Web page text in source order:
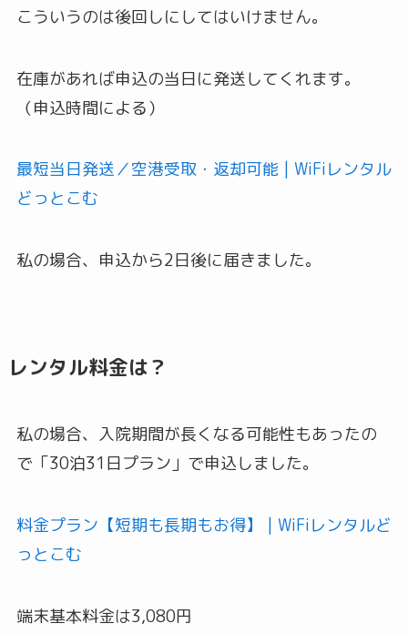
こういうのは後回しにしてはいけません。
在庫があれば申込の当日に発送してくれます。
（申込時間による）
最短当日発送／空港受取・返却可能 | WiFiレンタル
どっとこむ
私の場合、申込から2日後に届きました。
レンタル料金は？
私の場合、入院期間が長くなる可能性もあったの
で「30泊31日プラン」で申込しました。
料金プラン【短期も長期もお得】 | WiFiレンタルど
っとこむ
端末基本料金は3,080円